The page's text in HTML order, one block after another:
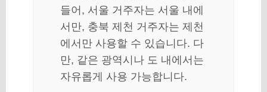
들어, 서울 거주자는 서울 내에
서만, 충북 제천 거주자는 제천
에서만 사용할 수 있습니다. 다
만, 같은 광역시나 도 내에서는
자유롭게 사용 가능합니다.